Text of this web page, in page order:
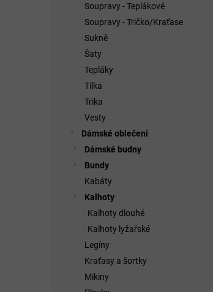
Soupravy - Teplákové
Soupravy - Tričko/Kraťase
Sukně
Šaty
Tepláky
Tílka
Trika
Vesty
Dámské oblečení
Dámské budny
Bundy
Kabáty
Kalhoty
Kalhoty dlouhé
Kalhoty lyžařské
Legíny
Kraťasy a šortky
Mikiny